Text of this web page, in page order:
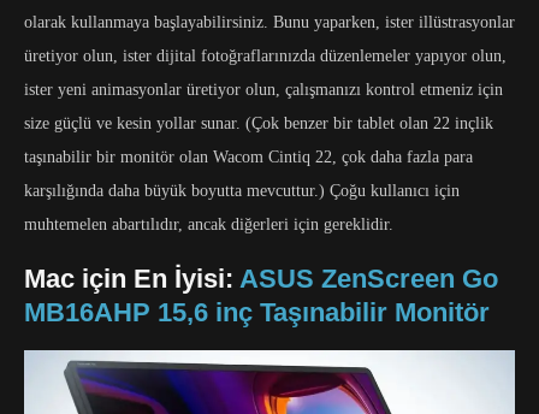
olarak kullanmaya başlayabilirsiniz. Bunu yaparken, ister illüstrasyonlar
üretiyor olun, ister dijital fotoğraflarınızda düzenlemeler yapıyor olun,
ister yeni animasyonlar üretiyor olun, çalışmanızı kontrol etmeniz için
size güçlü ve kesin yollar sunar. (Çok benzer bir tablet olan 22 inçlik
taşınabilir bir monitör olan Wacom Cintiq 22, çok daha fazla para
karşılığında daha büyük boyutta mevcuttur.) Çoğu kullanıcı için
muhtemelen abartılıdır, ancak diğerleri için gereklidir.
Mac için En İyisi: ASUS ZenScreen Go
MB16AHP 15,6 inç Taşınabilir Monitör